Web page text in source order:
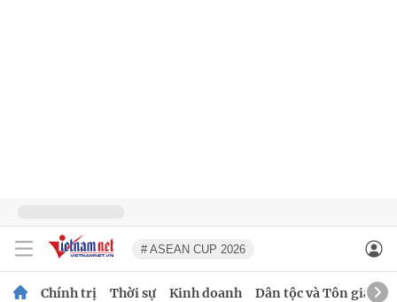
# ASEAN CUP 2026
Chính trị Thời sự Kinh doanh Dân tộc và Tôn giáo